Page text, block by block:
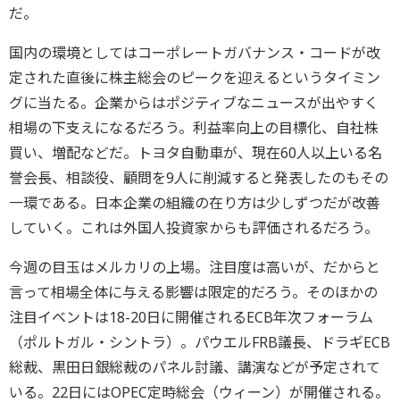
だ。
国内の環境としてはコーポレートガバナンス・コードが改
定された直後に株主総会のピークを迎えるというタイミン
グに当たる。企業からはポジティブなニュースが出やすく
相場の下支えになるだろう。利益率向上の目標化、自社株
買い、増配などだ。トヨタ自動車が、現在60人以上いる名
誉会長、相談役、顧問を9人に削減すると発表したのもその
一環である。日本企業の組織の在り方は少しずつだが改善
していく。これは外国人投資家からも評価されるだろう。
今週の目玉はメルカリの上場。注目度は高いが、だからと
言って相場全体に与える影響は限定的だろう。そのほかの
注目イベントは18-20日に開催されるECB年次フォーラム
（ポルトガル・シントラ）。パウエルFRB議長、ドラギECB
総裁、黒田日銀総裁のパネル討議、講演などが予定されて
いる。22日にはOPEC定時総会（ウィーン）が開催される。